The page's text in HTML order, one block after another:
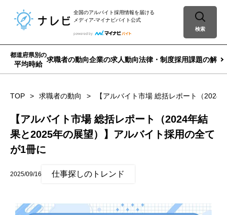
全国のアルバイト採用情報を届ける
メディア-マイナビバイト公式
検索
都道府県別の
平均時給
求職者の動向企業の求人動向法律・制度採用課題の解決
TOP 求職者の動向 【アルバイト市場 総括レポート（2024
【アルバイト市場 総括レポート（2024年結
果と2025年の展望）】アルバイト採用の全て
が1冊に
2025/09/16 仕事探しのトレンド